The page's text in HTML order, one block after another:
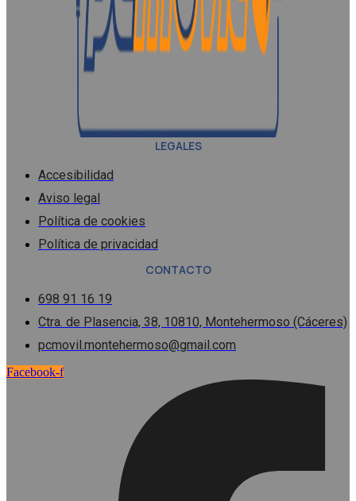
LEGALES
Accesibilidad
Aviso legal
Política de cookies
Política de privacidad
CONTACTO
698 91 16 19
Ctra. de Plasencia, 38, 10810, Montehermoso (Cáceres)
pcmovil.montehermoso@gmail.com
Facebook-f